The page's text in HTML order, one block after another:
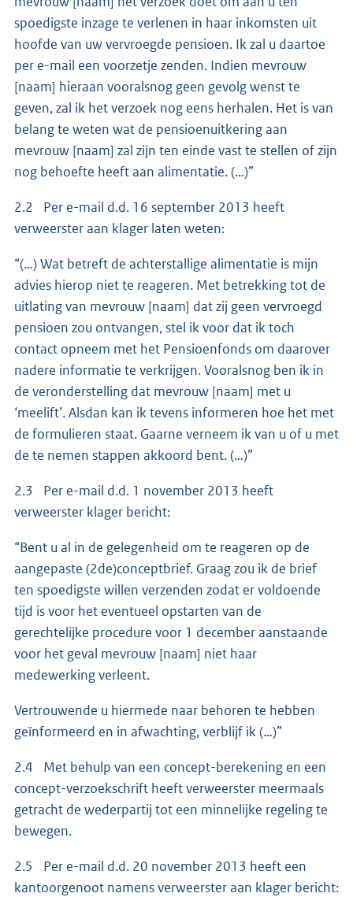
spoedigste inzage te verlenen in haar inkomsten uit
hoofde van uw vervroegde pensioen. Ik zal u daartoe
per e-mail een voorzetje zenden. Indien mevrouw
[naam] hieraan vooralsnog geen gevolg wenst te
geven, zal ik het verzoek nog eens herhalen. Het is van
belang te weten wat de pensioenuitkering aan
mevrouw [naam] zal zijn ten einde vast te stellen of zijn
nog behoefte heeft aan alimentatie. (…)”
2.2 Per e-mail d.d. 16 september 2013 heeft
verweerster aan klager laten weten:
“(…) Wat betreft de achterstallige alimentatie is mijn
advies hierop niet te reageren. Met betrekking tot de
uitlating van mevrouw [naam] dat zij geen vervroegd
pensioen zou ontvangen, stel ik voor dat ik toch
contact opneem met het Pensioenfonds om daarover
nadere informatie te verkrijgen. Vooralsnog ben ik in
de veronderstelling dat mevrouw [naam] met u
‘meelift’. Alsdan kan ik tevens informeren hoe het met
de formulieren staat. Gaarne verneem ik van u of u met
de te nemen stappen akkoord bent. (…)”
2.3 Per e-mail d.d. 1 november 2013 heeft
verweerster klager bericht:
“Bent u al in de gelegenheid om te reageren op de
aangepaste (2de)conceptbrief. Graag zou ik de brief
ten spoedigste willen verzenden zodat er voldoende
tijd is voor het eventueel opstarten van de
gerechtelijke procedure voor 1 december aanstaande
voor het geval mevrouw [naam] niet haar
medewerking verleent.
Vertrouwende u hiermede naar behoren te hebben
geïnformeerd en in afwachting, verblijf ik (…)”
2.4 Met behulp van een concept-berekening en een
concept-verzoekschrift heeft verweerster meermaals
getracht de wederpartij tot een minnelijke regeling te
bewegen.
2.5 Per e-mail d.d. 20 november 2013 heeft een
kantoorgenoot namens verweerster aan klager bericht: